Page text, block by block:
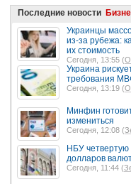
Последние новости
Украинцы
из-за рубежа:
их стоимость
Сегодня, 13:55 (
Украина
требования
Сегодня, 13:19 (
Минфин
измениться
Сегодня, 12:08 (
НБУ
долларов
Сегодня, 11:44 (